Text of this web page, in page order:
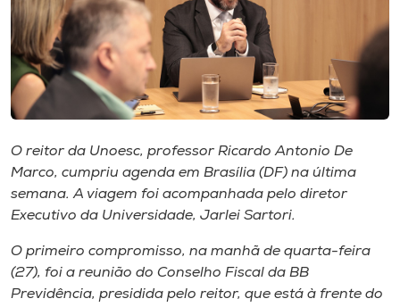
Diplomados
Cultura
CPA
Biblioteca
Rádio
O reitor da Unoesc, professor Ricardo Antonio De
Marco, cumpriu agenda em Brasília (DF) na última
semana. A viagem foi acompanhada pelo diretor
Executivo da Universidade, Jarlei Sartori.
O primeiro compromisso, na manhã de quarta-feira
(27), foi a reunião do Conselho Fiscal da BB
Previdência, presidida pelo reitor, que está à frente do